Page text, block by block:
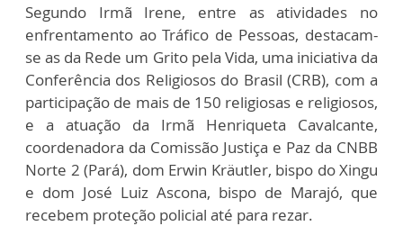
Segundo Irmã Irene, entre as atividades no
enfrentamento ao Tráfico de Pessoas, destacam-
se as da Rede um Grito pela Vida, uma iniciativa da
Conferência dos Religiosos do Brasil (CRB), com a
participação de mais de 150 religiosas e religiosos,
e a atuação da Irmã Henriqueta Cavalcante,
coordenadora da Comissão Justiça e Paz da CNBB
Norte 2 (Pará), dom Erwin Kräutler, bispo do Xingu
e dom José Luiz Ascona, bispo de Marajó, que
recebem proteção policial até para rezar.